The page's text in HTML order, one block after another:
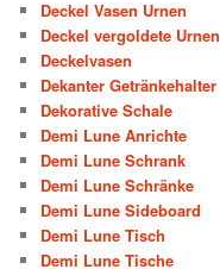
Deckel Vasen Urnen
Deckel vergoldete Urnen
Deckelvasen
Dekanter Getränkehalter
Dekorative Schale
Demi Lune Anrichte
Demi Lune Schrank
Demi Lune Schränke
Demi Lune Sideboard
Demi Lune Tisch
Demi Lune Tische